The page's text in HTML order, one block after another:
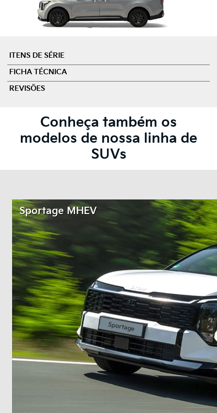
ITENS DE SÉRIE
FICHA TÉCNICA
REVISÕES
Conheça também os
modelos de nossa linha de
SUVs
Sportage MHEV